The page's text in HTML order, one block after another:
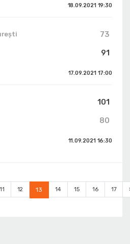
18.09.2021 19:30
73
91
17.09.2021 17:00
101
80
11.09.2021 16:30
11 12 13 14 15 16 17